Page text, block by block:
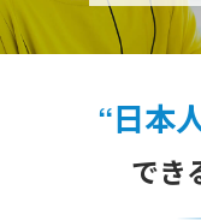
“日本
でき